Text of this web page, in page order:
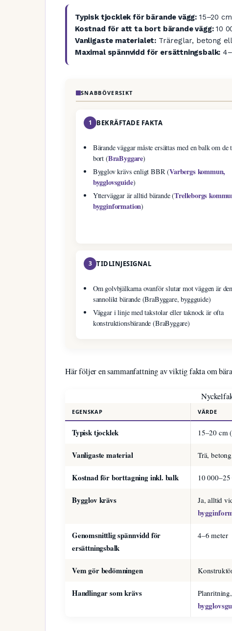
Typisk tjocklek för bärande vägg: 15–20 cm
Kostnad för att ta bort bärande vägg:10
Vanligaste materialet: Träreglar, betong
Maximal spännvidd för ersättningsbalk:
SNABBÖVERSIKT
1 BEKRÄFTADE FAKTA
Bärande väggar måste ersättas med en balk om de
bort (BraByggare)
Bygglov krävs enligt BBR (Varbergs kommun,
bygglovsguide)
Ytterväggar är alltid bärande (Trelleborgs
bygginformation)
3 TIDLINJESIGNAL
Om golvbjälkarna ovanför slutar mot väggen är den
sannolikt bärande (BraByggare, byggguide)
Väggar i linje med takstolar eller taknock är ofta
konstruktionsbärande (BraByggare)
Här följer en sammanfattning av viktig fakta om
EGENSKAP VÄRDE
Typisk tjocklek 15–20 cm
Vanligaste material Trä,
Kostnad för borttagning inkl. balk 10
Bygglov krävs Ja, alltid
Genomsnittlig spännvidd för
ersättningsbalk
4–6 meter
Vem gör bedömningen
Handlingar som krävs